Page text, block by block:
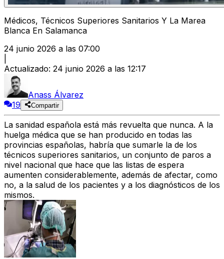
Médicos, Técnicos Superiores Sanitarios Y La Marea
Blanca En Salamanca
24 junio 2026 a las 07:00
Actualizado: 24 junio 2026 a las 12:17
Anass Álvarez
19
Compartir
La sanidad española está más revuelta que nunca. A la
huelga médica que se han producido en todas las
provincias españolas, habría que sumarle la de los
técnicos superiores sanitarios, un conjunto de paros a
nivel nacional que hace que las listas de espera
aumenten considerablemente, además de afectar, como
no, a la salud de los pacientes y a los diagnósticos de los
mismos.